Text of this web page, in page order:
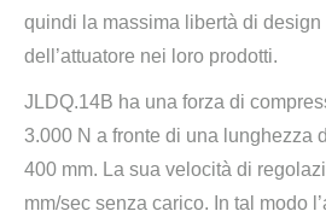
quindi la massima libertà di design
dell’attuatore nei loro prodotti.
JLDQ.14B ha una forza di
3.000 N a fronte di una lunghezza
400 mm. La sua velocità di
mm/sec senza carico. In tal modo